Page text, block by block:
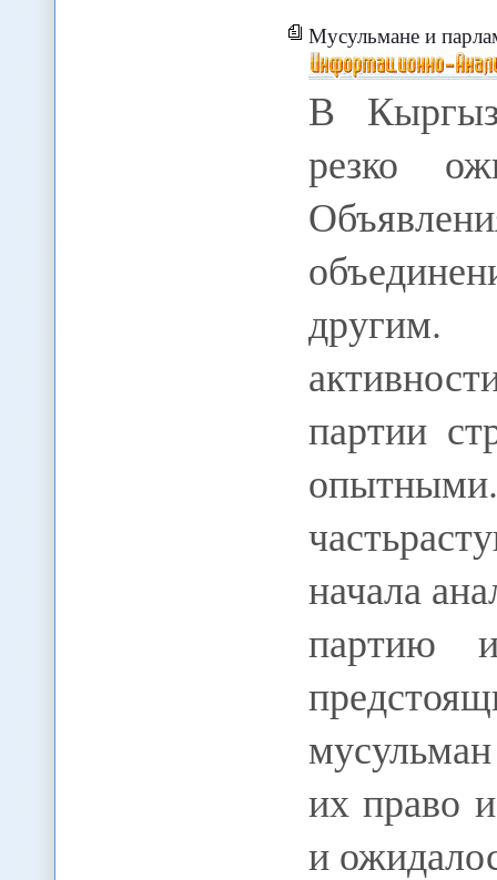
Мусульмане и
В
резко
партии
начала
партию
их право
и